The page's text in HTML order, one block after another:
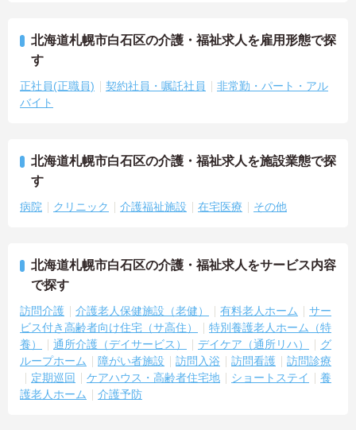
北海道札幌市白石区の介護・福祉求人を雇用形態で探
す
正社員(正職員) 契約社員・嘱託社員
非常勤・パート・アル
バイト
北海道札幌市白石区の介護・福祉求人を施設業態で探
す
病院 クリニック 介護福祉施設 在宅医療 その他
北海道札幌市白石区の介護・福祉求人をサービス内容
で探す
訪問介護 介護老人保健施設（老健） 有料老人ホーム
サー
ビス付き高齢者向け住宅（サ高住）
特別養護老人ホーム（特
養）
通所介護（デイサービス） デイケア（通所リハ）
グ
ループホーム
障がい者施設 訪問入浴 訪問看護
訪問診療
定期巡回
ケアハウス・高齢者住宅地 ショートステイ
養
護老人ホーム
介護予防